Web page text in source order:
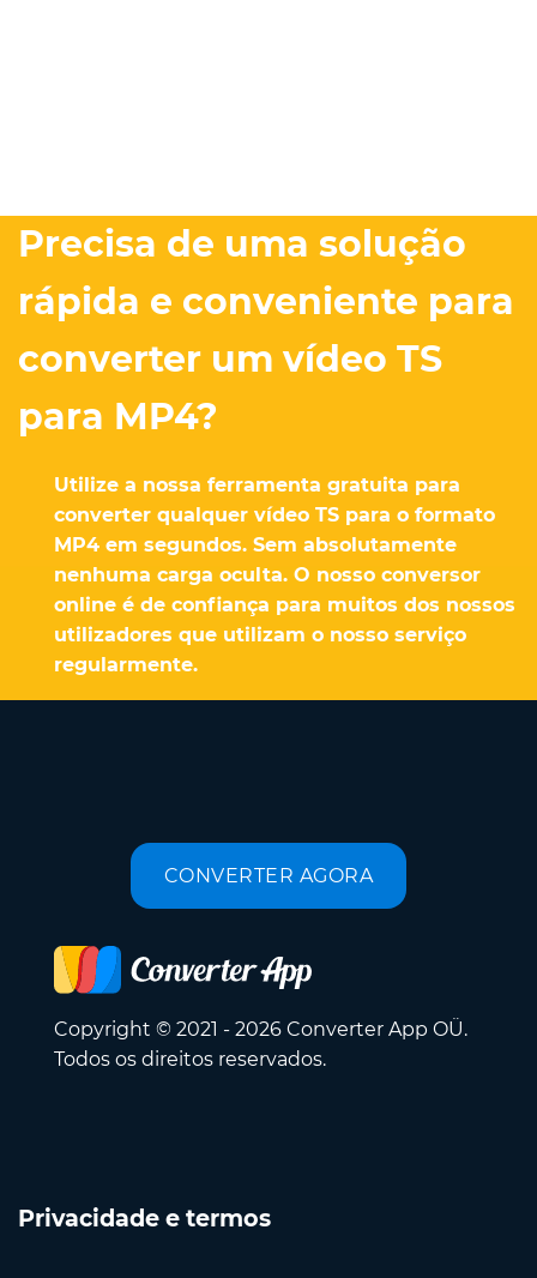
Precisa de uma solução
rápida e conveniente para
converter um vídeo TS
para MP4?
Utilize a nossa ferramenta gratuita para
converter qualquer vídeo TS para o formato
MP4 em segundos. Sem absolutamente
nenhuma carga oculta. O nosso conversor
online é de confiança para muitos dos nossos
utilizadores que utilizam o nosso serviço
regularmente.
CONVERTER AGORA
Copyright © 2021 - 2026 Converter App OÜ.
Todos os direitos reservados.
Privacidade e termos